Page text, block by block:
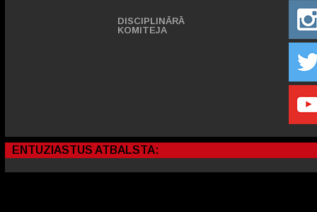
DISCIPLINĀRĀ
KOMITEJA
ENTUZIASTUS ATBALSTA: